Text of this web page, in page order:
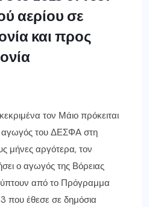
αερίου σε
και προς
τον Μάιο πρόκειται
αγωγός του ΔΕΣΦΑ στη
μήνες αργότερα, τον
ο αγωγός της Βόρειας
από το Πρόγραμμα
έθεσε σε δημόσια